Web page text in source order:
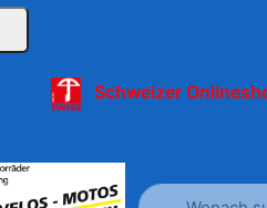
Schweizer
Geben Sie